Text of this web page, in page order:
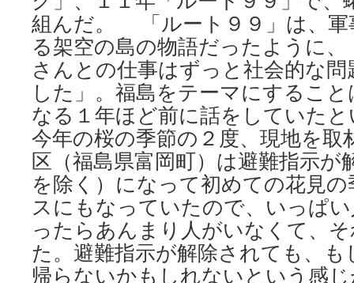
組んだ。 「ルート９９」は、軍
る架空の島の物語だったように
さんとの仕事はずっと社会的な
した」。福島をテーマにするこ
なる１年ほど前に話をしていた
今年の桜の季節の２度、現地を取
区（福島県富岡町）は避難指示が
を除く）になって初めての花見
スにもなっていたので、いっぱ
ったらあんまり人がいなくて、
た。避難指示が解除されても、
帰らないかもしれないという感